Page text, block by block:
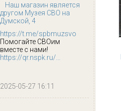
Наш магазин является
другом Музея СВО на
Думской, 4
https://t.me/spbmuzsvo
Помогайте СВОим
вместе с нами!
https://qr.nspk.ru/...
2025-05-27 16:11